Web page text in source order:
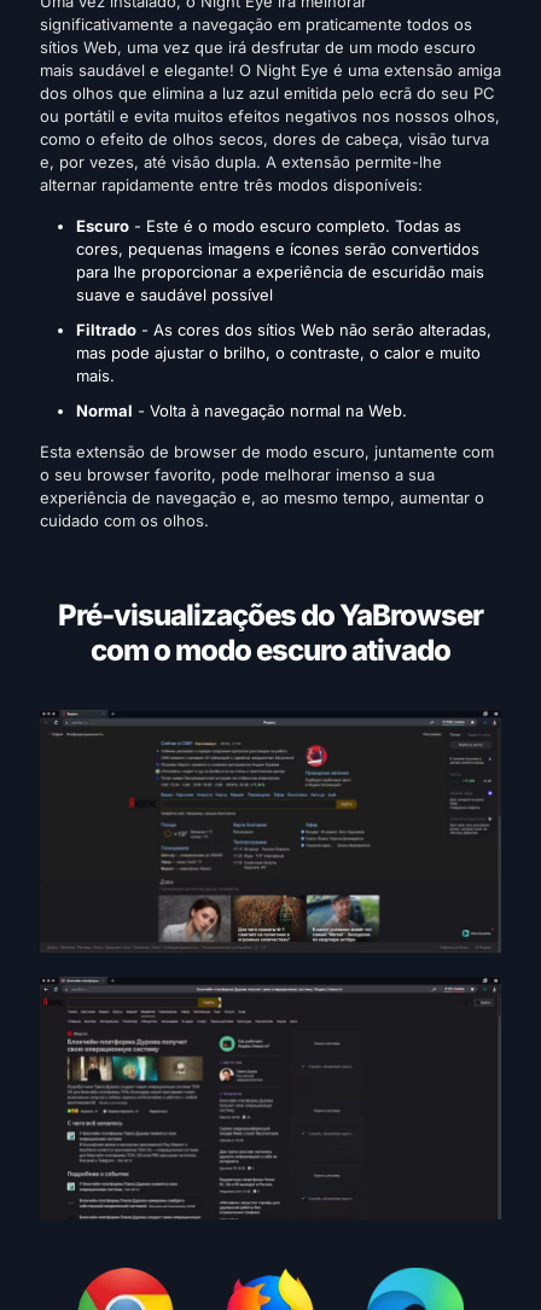
significativamente a navegação em praticamente todos os
sítios Web, uma vez que irá desfrutar de um modo escuro
mais saudável e elegante! O Night Eye é uma extensão amiga
dos olhos que elimina a luz azul emitida pelo ecrã do seu PC
ou portátil e evita muitos efeitos negativos nos nossos olhos,
como o efeito de olhos secos, dores de cabeça, visão turva
e, por vezes, até visão dupla. A extensão permite-lhe
alternar rapidamente entre três modos disponíveis:
Escuro - Este é o modo escuro completo. Todas as
cores, pequenas imagens e ícones serão convertidos
para lhe proporcionar a experiência de escuridão mais
suave e saudável possível
Filtrado - As cores dos sítios Web não serão alteradas,
mas pode ajustar o brilho, o contraste, o calor e muito
mais.
Normal - Volta à navegação normal na Web.
Esta extensão de browser de modo escuro, juntamente com
o seu browser favorito, pode melhorar imenso a sua
experiência de navegação e, ao mesmo tempo, aumentar o
cuidado com os olhos.
Pré-visualizações do YaBrowser
com o modo escuro ativado